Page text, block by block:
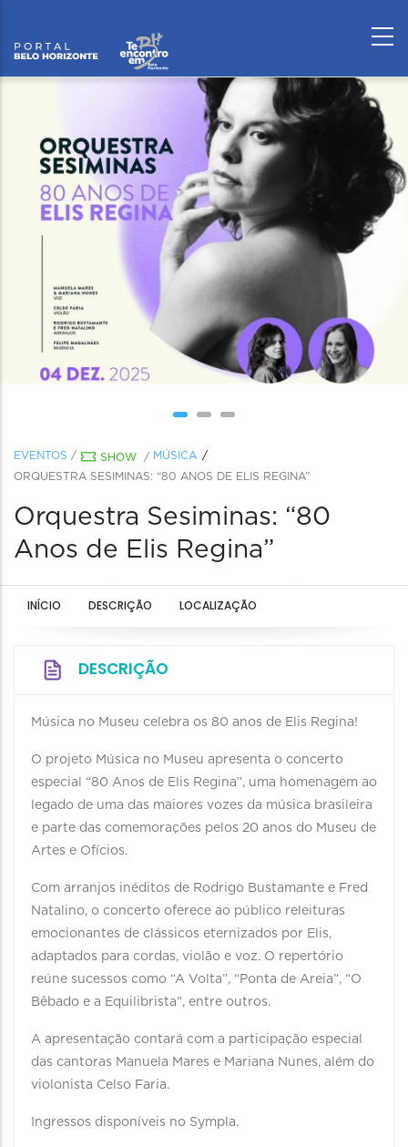
EVENTOS / SHOW / MÚSICA
ORQUESTRA SESIMINAS: “80 ANOS DE ELIS REGINA”
Orquestra Sesiminas: “80
Anos de Elis Regina”
INÍCIO DESCRIÇÃO LOCALIZAÇÃO
DESCRIÇÃO
Música no Museu celebra os 80 anos de Elis Regina!
O projeto Música no Museu apresenta o concerto
especial “80 Anos de Elis Regina”, uma homenagem ao
legado de uma das maiores vozes da música brasileira
e parte das comemorações pelos 20 anos do Museu de
Artes e Ofícios.
Com arranjos inéditos de Rodrigo Bustamante e Fred
Natalino, o concerto oferece ao público releituras
emocionantes de clássicos eternizados por Elis,
adaptados para cordas, violão e voz. O repertório
reúne sucessos como “A Volta”, “Ponta de Areia”, “O
Bêbado e a Equilibrista”, entre outros.
A apresentação contará com a participação especial
das cantoras Manuela Mares e Mariana Nunes, além do
violonista Celso Faria.
Ingressos disponíveis no Sympla.